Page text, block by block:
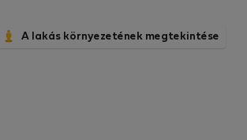
A lakás környezetének megtekintése